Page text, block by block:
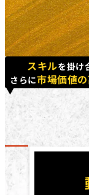
スキルを掛け
さらに市場価値